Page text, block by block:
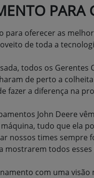
PARA
para oferecer as
de toda a
todos os
de perto a
fazer a diferença na
John Deere
tudo que ela
nossos times sempre
mostrarem todos
com uma